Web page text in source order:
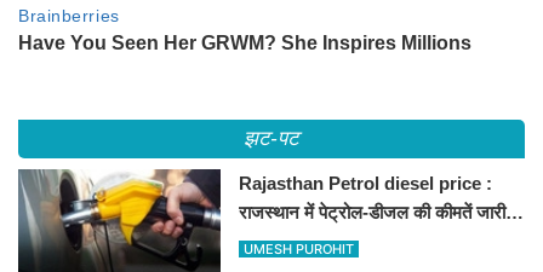
झट-पट
Rajasthan Petrol diesel price :
राजस्थान में पेट्रोल-डीजल की कीमतें जारी,
जानिए बीकानेर समेत पुरे प्रदेश में नए रेट
UMESH PUROHIT